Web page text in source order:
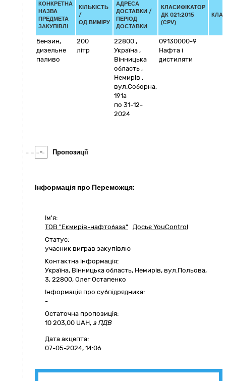
КОНКРЕТНА
НАЗВА
ПРЕДМЕТА
ЗАКУПІВЛІ
КІЛЬКІСТЬ
/
ОД.ВИМІРУ
АДРЕСА
ДОСТАВКИ /
ПЕРІОД
ДОСТАВКИ
КЛАСИФІКАТОР
ДК 021:2015
(CPV)
Бензин,
дизельне
паливо
200
літр
22800 ,
Україна ,
Вінницька
область ,
Немирів ,
вул.Соборна,
191а
по 31-12-
2024
09130000-9
Нафта і
дистиляти
- Пропозиції
Інформація про Переможця:
Ім'я:
ТОВ "Екмирів-нафтобаза" Досьє YouControl
Статус:
учасник виграв закупівлю
Контактна інформація:
Україна, Вінницька область, Немирів, вул.Польова,
3, 22800, Олег Остапенко
Інформація про субпідрядника:
-
Остаточна пропозиція:
10 203,00 UAH, з ПДВ
Дата акцепта:
07-05-2024, 14:06